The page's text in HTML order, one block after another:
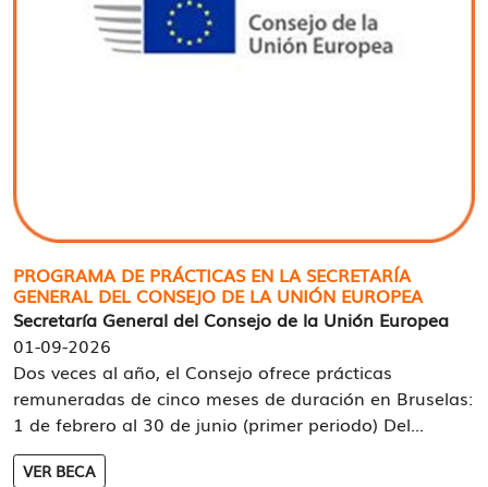
PROGRAMA DE PRÁCTICAS EN LA SECRETARÍA
GENERAL DEL CONSEJO DE LA UNIÓN EUROPEA
Secretaría General del Consejo de la Unión Europea
01-09-2026
Dos veces al año, el Consejo ofrece prácticas
remuneradas de cinco meses de duración en Bruselas:
1 de febrero al 30 de junio (primer periodo) Del...
VER BECA